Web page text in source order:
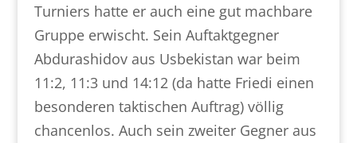
Turniers hatte er auch eine gut machbare
Gruppe erwischt. Sein Auftaktgegner
Abdurashidov aus Usbekistan war beim
11:2, 11:3 und 14:12 (da hatte Friedi einen
besonderen taktischen Auftrag) völlig
chancenlos. Auch sein zweiter Gegner aus